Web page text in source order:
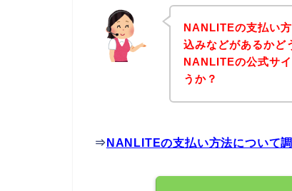
NANLITEの支払い
込みなどがあるかど
NANLITEの公式サ
うか？
⇒ NANLITEの支払い方法について